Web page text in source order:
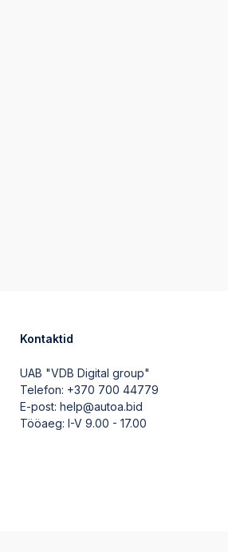
Kontaktid
UAB "VDB Digital group"
Telefon: +370 700 44779
E-post: help@autoa.bid
Tööaeg: I-V 9.00 - 17.00